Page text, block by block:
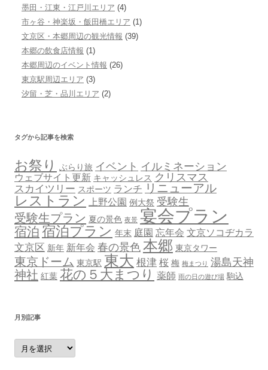
墨田・江東・江戸川エリア (4)
市ヶ谷・神楽坂・飯田橋エリア (1)
文京区・本郷周辺の観光情報 (39)
本郷の飲食店情報 (1)
本郷周辺のイベント情報 (26)
東京駅周辺エリア (3)
汐留・芝・品川エリア (2)
タグから記事を検索
お祭り ぶらり旅 イベント イルミネーション
ウェブサイト更新 キャッシュレス クリスマス
スカイツリー スポーツ ランチ リニューアル
レストラン 上野公園 例大祭 受験生
受験生プラン 夏の景色 夜景 宴会プラン
宿泊 宿泊プラン 年末 庭園 忘年会 文京ソコヂカラ
文京区 新年 新年会 春の景色本郷 東京タワー
東京ドーム 東京駅 東大 根津 桜 梅 梅まつり 湯島天神
神社 紅葉 花の５大まつり 薬師 雨の日の遊び場 駒込
月別記事
月
別
記